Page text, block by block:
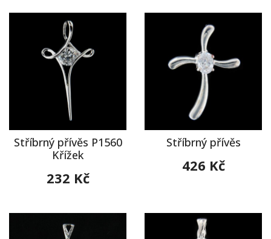
Stříbrný přívěs P1560
Křížek
232 Kč
Stříbrný přívěs
426 Kč